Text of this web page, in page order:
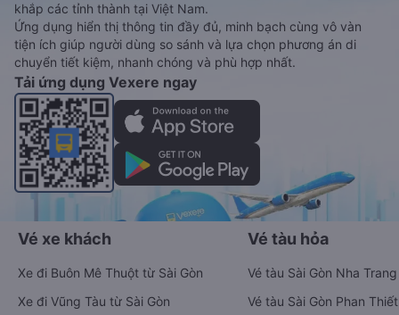
khắp các tỉnh thành tại Việt Nam.
Ứng dụng hiển thị thông tin đầy đủ, minh bạch cùng vô vàn
tiện ích giúp người dùng so sánh và lựa chọn phương án di
chuyển tiết kiệm, nhanh chóng và phù hợp nhất.
Tải ứng dụng Vexere ngay
Vé xe khách
Xe đi Buôn Mê Thuột từ Sài Gòn
Xe đi Vũng Tàu từ Sài Gòn
Vé tàu hỏa
Vé tàu Sài Gòn Nha Trang
Vé tàu Sài Gòn Phan Thiết